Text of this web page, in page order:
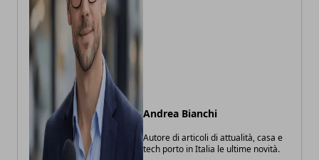
Andrea Bianchi
Autore di articoli di attualità, casa e
tech porto in Italia le ultime novità.